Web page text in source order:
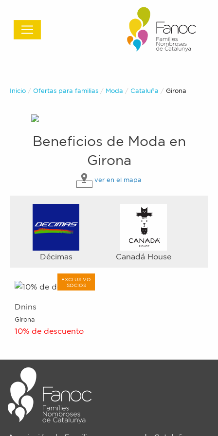
Inicio Ofertas para familias Moda Cataluña Actual:
Girona
Beneficios de Moda en
Girona
ver en el mapa
Décimas Canadá House
EXCLUSIVO
SOCIOS
Dnins
Girona
10% de descuento